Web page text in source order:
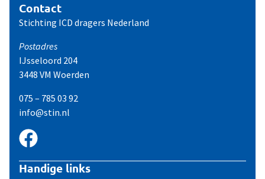
Contact
Stichting ICD dragers Nederland
Postadres
IJsseloord 204
3448 VM Woerden
075 – 785 03 92
info@stin.nl
Handige links